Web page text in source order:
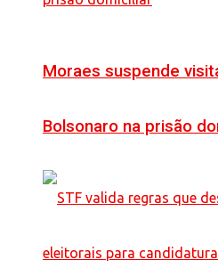
Moraes suspende
Bolsonaro na prisão